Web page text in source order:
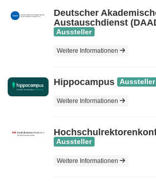
Deutscher
Austauschdienst
Aussteller
Weitere Informationen
Hippocampus Aussteller
Weitere Informationen
Aussteller
Weitere Informationen